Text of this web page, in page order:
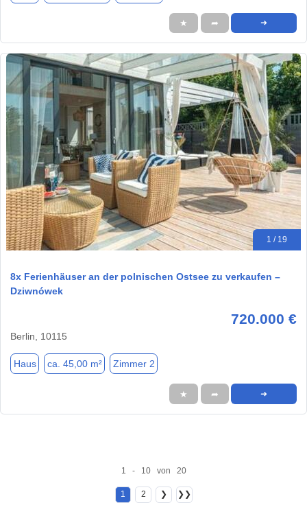
★ ➦ ➜
1 / 19
8x Ferienhäuser an der polnischen Ostsee zu verkaufen –
Dziwnówek
720.000 €
Berlin, 10115
Haus ca. 45,00 m² Zimmer 2
★ ➦ ➜
1 - 10 von 20
1 2 ❯ ❯❯